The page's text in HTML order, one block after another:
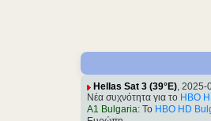
Hellas Sat 3 (39°E), 2025-
Νέα συχνότητα για το HBO
A1 Bulgaria: Το HBO HD